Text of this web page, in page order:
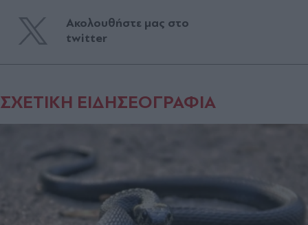
Ακολουθήστε μας στο
twitter
ΣΧΕΤΙΚΗ ΕΙΔΗΣΕΟΓΡΑΦΙΑ